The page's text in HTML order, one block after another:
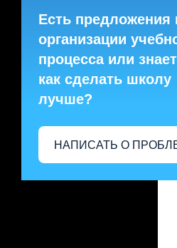
Есть предложения
организации
процесса или
как сделать школу
лучше?
НАПИСАТЬ О